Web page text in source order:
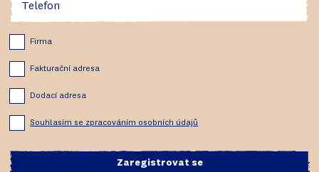
Telefon
Firma
Fakturační adresa
Dodací adresa
Souhlasím se zpracováním osobních údajů
Zaregistrovat se